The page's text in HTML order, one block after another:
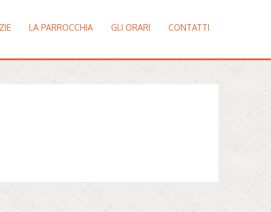
LA PARROCCHIA GLI ORARI CONTATTI